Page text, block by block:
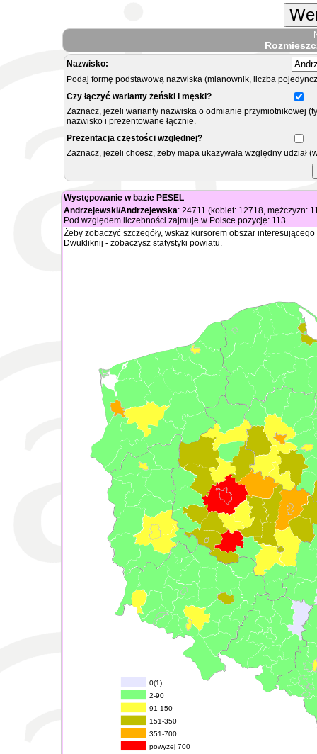
Nazwisko:
Podaj formę podstawową nazwiska (mianownik, liczba
Czy łączyć warianty żeński i męski?
Zaznacz, jeżeli warianty nazwiska o odmianie przymiotnikowej
nazwisko i prezentowane łącznie.
Prezentacja częstości względnej?
Zaznacz, jeżeli chcesz, żeby mapa ukazywała względny
Występowanie w bazie PESEL
Andrzejewski/Andrzejewska: 24711 (kobiet: 12718, mężczyzn:
Pod względem liczebności zajmuje w Polsce pozycję: 113.
Żeby zobaczyć szczegóły, wskaż kursorem obszar
Dwukliknij - zobaczysz statystyki powiatu.
0(1)
2-90
91-150
151-350
351-700
powyżej 700